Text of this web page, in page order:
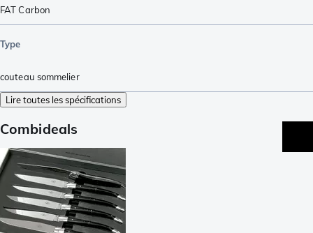
FAT Carbon
Type
couteau sommelier
Lire toutes les spécifications
Combideals